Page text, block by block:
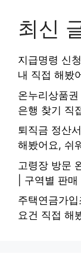
최신
지급명령 신
내 직접 해봤
온누리상품
은행 찾기 직
퇴직금 정산
해봤어요, 쉬
고령장 방문
| 구역별 판
주택연금가
요건 직접 해